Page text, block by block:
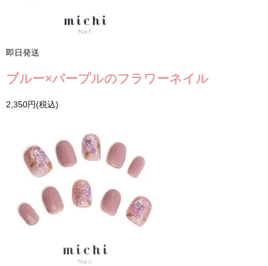
即日発送
ブルー×パープルのフラワーネイル
2,350円(税込)